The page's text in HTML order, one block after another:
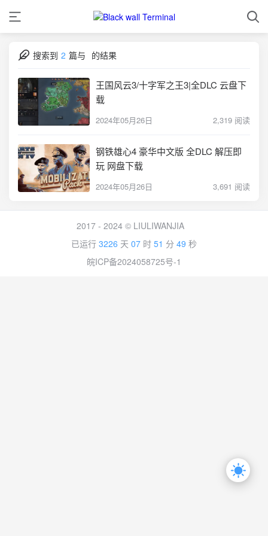
搜索到 2 篇与 的结果
王国风云3/十字军之王3|全DLC 云盘下
载
2024年05月26日 2,319 阅读
钢铁雄心4 豪华中文版 全DLC 解压即
玩 网盘下载
2024年05月26日 3,691 阅读
2017 - 2024 © LIULIWANJIA
已运行 3226 天 07 时 51 分 49 秒
皖ICP备2024058725号-1